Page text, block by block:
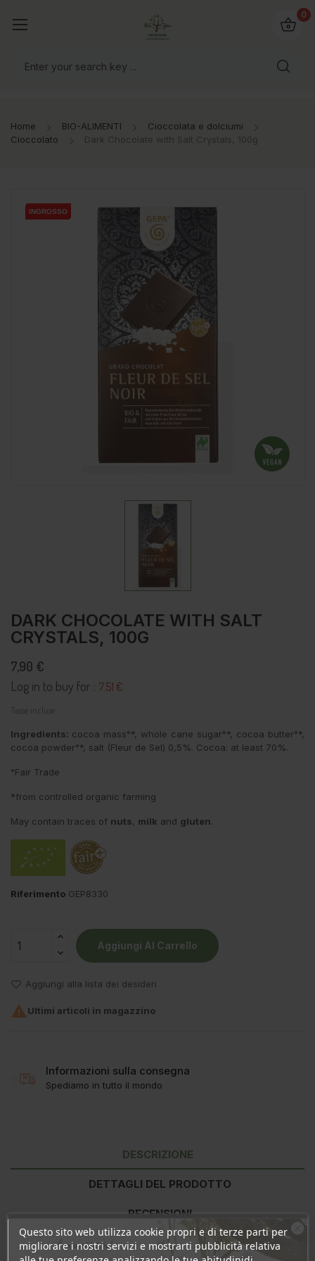
mondo!
0
Home BIO-ALIMENTI
Cioccolata e dolciumi
Cioccolato
Dark Chocolate with Salt Crystals, 100g
INGROSSO
INGROSSO
INGROSSO
DARK CHOCOLATE WITH SALT
CRYSTALS, 100G
7,90 €
Log in to buy for : 7.51 €
Tasse incluse
Ingredients: cocoa mass°*, whole cane sugar°*, cocoa butter°*,
cocoa powder°*, salt (Fleur de Sel) 0,5%. Cocoa: at least 70%.
°Fair Trade
*from controlled organic farming
May contain traces of nuts, milk and gluten.
Riferimento GEP8330
Aggiungi Al Carrello
Aggiungi alla lista dei desideri
 Ultimi articoli in magazzino
Informazioni sulla consegna
Spediamo in tutto il mondo
DESCRIZIONE
DETTAGLI DEL PRODOTTO
RECENSIONI
Questo sito web utilizza cookie propri e di terze parti per
migliorare i nostri servizi e mostrarti pubblicità relativa
Ära veel lahku!